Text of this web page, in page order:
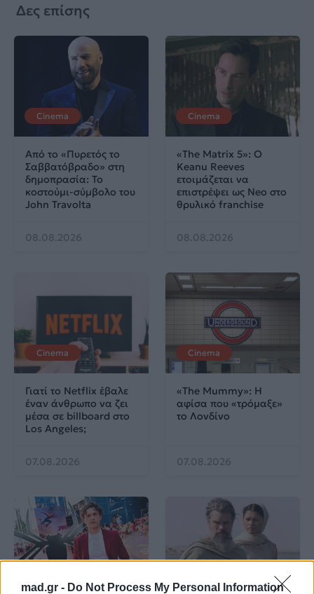
mad.gr - Do Not Process My Personal Information
Δες επίσης
Cinema
Από το «Πυρετός το
Σαββατόβραδο» στη
δημοπρασία: Το
κοστούμι-σύμβολο του
John Travolta
08.08.2026
Cinema
«The Matrix 5»: Ο
Keanu Reeves
ετοιμάζεται να
επιστρέψει ως Neo στο
θρυλικό franchise
08.08.2026
Cinema
Γιατί το Netflix έβαλε
έναν άνθρωπο να ζει
μέσα σε billboard στο
Los Angeles;
07.08.2026
Cinema
«The Mummy»: Η
αφίσα που «τρόμαξε»
το Λονδίνο
07.08.2026